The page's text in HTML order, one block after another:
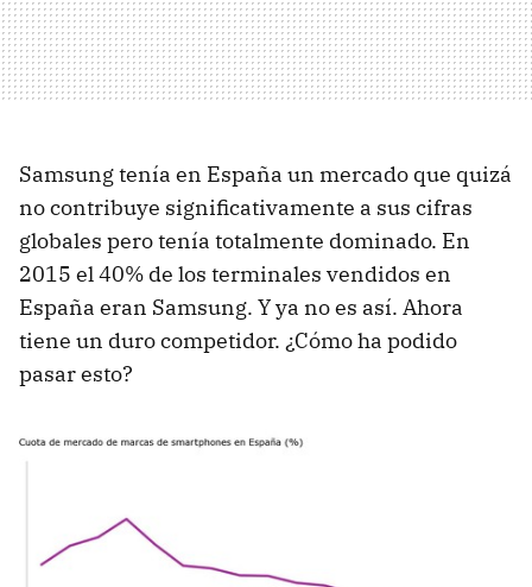
Samsung tenía en España un mercado que quizá
no contribuye significativamente a sus cifras
globales pero tenía totalmente dominado. En
2015 el 40% de los terminales vendidos en
España eran Samsung. Y ya no es así. Ahora
tiene un duro competidor. ¿Cómo ha podido
pasar esto?